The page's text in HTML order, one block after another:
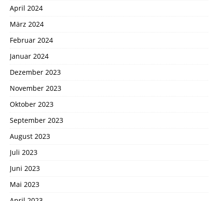
April 2024
März 2024
Februar 2024
Januar 2024
Dezember 2023
November 2023
Oktober 2023
September 2023
August 2023
Juli 2023
Juni 2023
Mai 2023